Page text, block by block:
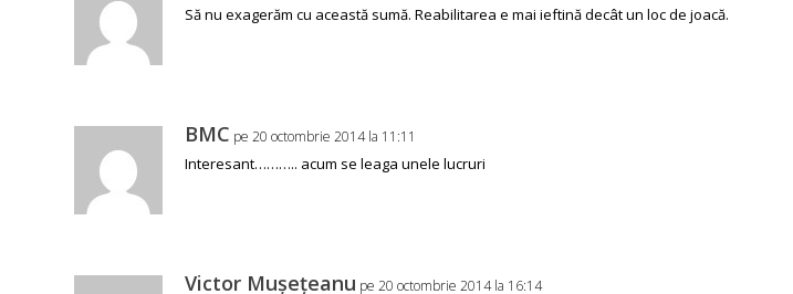
Să nu exagerăm cu această sumă. Reabilitarea e mai ieftină decât un loc de joacă.
BMC pe 20 octombrie 2014 la 11:11
Interesant……….. acum se leaga unele lucruri
Victor Mușețeanu pe 20 octombrie 2014 la 16:14